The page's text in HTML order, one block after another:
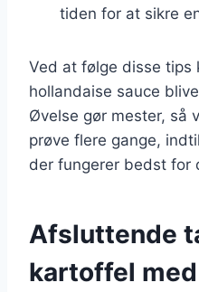
tiden for at sikre
Ved at følge disse tips
hollandaise sauce
Øvelse gør mester, så
prøve flere gange,
der fungerer bedst for
Afsluttende
kartoffel